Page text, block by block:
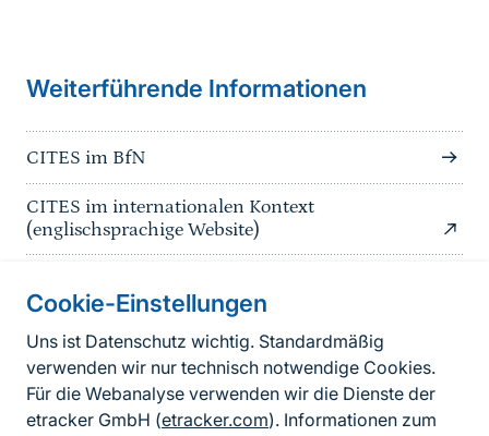
Cookie-Einstellungen
Uns ist Datenschutz wichtig. Standardmäßig
verwenden wir nur technisch notwendige Cookies.
Für die Webanalyse verwenden wir die Dienste der
etracker GmbH (etracker.com). Informationen zum
Weiterführende Informationen
CITES im BfN
CITES im internationalen Kontext
(englischsprachige Website)
Informationen zur Seite
FußzeileKontakt zum BfN
Kontaktformular